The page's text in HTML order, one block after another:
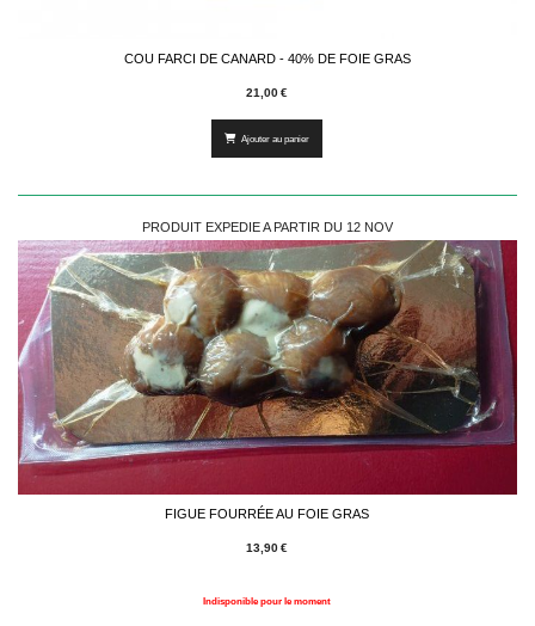
COU FARCI DE CANARD - 40% DE FOIE GRAS
21,00€
Ajouter au panier
PRODUIT EXPEDIE A PARTIR DU 12 NOV
FIGUE FOURRÉE AU FOIE GRAS
13,90€
Indisponible pour le moment